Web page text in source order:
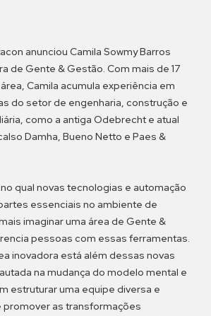
anunciou Camila Sowmy Barros
de Gente & Gestão. Com mais de 17
Camila acumula experiência em
do setor de engenharia, construção e
como a antiga Odebrecht e atual
Damha, Bueno Netto e Paes &
qual novas tecnologias e automação
essenciais no ambiente de
imaginar uma área de Gente &
pessoas com essas ferramentas.
inovadora está além dessas novas
na mudança do modelo mental e
estruturar uma equipe diversa e
as transformações